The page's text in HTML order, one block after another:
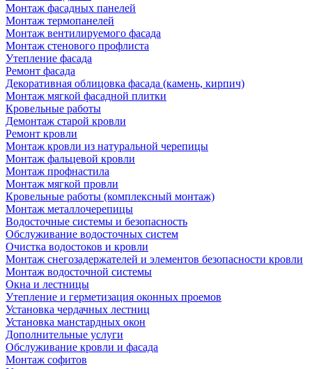
Монтаж фасадных панелей
Монтаж термопанелей
Монтаж вентилируемого фасада
Монтаж стенового профлиста
Утепление фасада
Ремонт фасада
Декоративная облицовка фасада (камень, кирпич)
Монтаж мягкой фасадной плитки
Кровельные работы
Демонтаж старой кровли
Ремонт кровли
Монтаж кровли из натуральной черепицы
Монтаж фальцевой кровли
Монтаж профнастила
Монтаж мягкой провли
Кровельные работы (комплексный монтаж)
Монтаж металлочерепицы
Водосточные системы и безопасность
Обслуживание водосточных систем
Очистка водостоков и кровли
Монтаж снегозадержателей и элементов безопасности кровли
Монтаж водосточной системы
Окна и лестницы
Утепление и герметизация оконных проемов
Установка чердачных лестниц
Установка манстардных окон
Дополнительные услуги
Обслуживание кровли и фасада
Монтаж софитов